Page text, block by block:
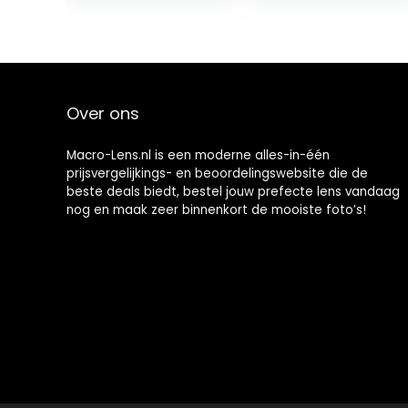
Over ons
Macro-Lens.nl is een moderne alles-in-één
prijsvergelijkings- en beoordelingswebsite die de
beste deals biedt, bestel jouw prefecte lens vandaag
nog en maak zeer binnenkort de mooiste foto’s!